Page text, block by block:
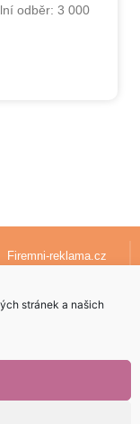
stránek a našich
odběr: 3 000
Firemni-reklama.cz
europe.com